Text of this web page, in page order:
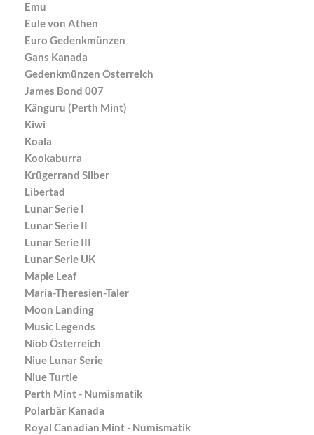
Emu
Eule von Athen
Euro Gedenkmünzen
Gans Kanada
Gedenkmünzen Österreich
James Bond 007
Känguru (Perth Mint)
Kiwi
Koala
Kookaburra
Krügerrand Silber
Libertad
Lunar Serie I
Lunar Serie II
Lunar Serie III
Lunar Serie UK
Maple Leaf
Maria-Theresien-Taler
Moon Landing
Music Legends
Niob Österreich
Niue Lunar Serie
Niue Turtle
Perth Mint - Numismatik
Polarbär Kanada
Royal Canadian Mint - Numismatik